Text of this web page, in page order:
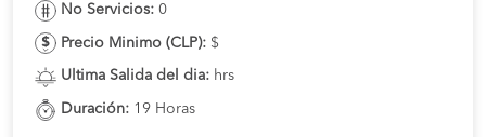
No Servicios: 0
Precio Minimo (CLP): $
Ultima Salida del dia: hrs
Duración: 19 Horas